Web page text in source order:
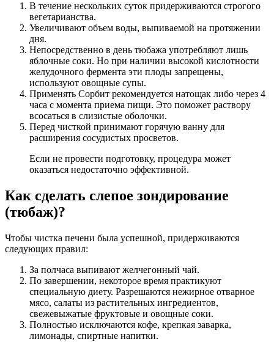
В течение нескольких суток придерживаются строгого
вегетарианства.
Увеличивают объем воды, выпиваемой на протяжении
дня.
Непосредственно в день тюбажа употребляют лишь
яблочные соки. Но при наличии высокой кислотности
желудочного фермента эти плоды запрещены,
используют овощные супы.
Применять Сорбит рекомендуется натощак либо через 4
часа с момента приема пищи. Это поможет раствору
всосаться в слизистые оболочки.
Перед чисткой принимают горячую ванну для
расширения сосудистых просветов.
Если не провести подготовку, процедура может
оказаться недостаточно эффективной.
Как сделать слепое зондирование
(тюбаж)?
Чтобы чистка печени была успешной, придерживаются
следующих правил:
За полчаса выпивают желчегонный чай.
По завершении, некоторое время практикуют
специальную диету. Разрешаются нежирное отварное
мясо, салаты из растительных ингредиентов,
свежевыжатые фруктовые и овощные соки.
Полностью исключаются кофе, крепкая заварка,
лимонады, спиртные напитки.